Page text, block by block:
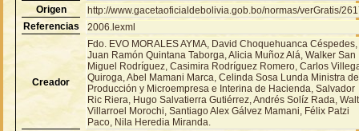
Origen
http://www.gacetaoficialdebolivia.gob.bo/normas/verGratis/
Referencias
2006.lexml
Creador
Fdo. EVO MORALES AYMA, David Choquehuanca Céspedes,
Juan Ramón Quintana Taborga, Alicia Muñoz Alá, Walker San
Miguel Rodríguez, Casimira Rodríguez Romero, Carlos
Quiroga, Abel Mamani Marca, Celinda Sosa Lunda Ministra de
Producción y Microempresa e Interina de Hacienda, Salvador
Ric Riera, Hugo Salvatierra Gutiérrez, Andrés Solíz Rada,
Villarroel Morochi, Santiago Alex Gálvez Mamani, Félix Patzi
Paco, Nila Heredia Miranda.